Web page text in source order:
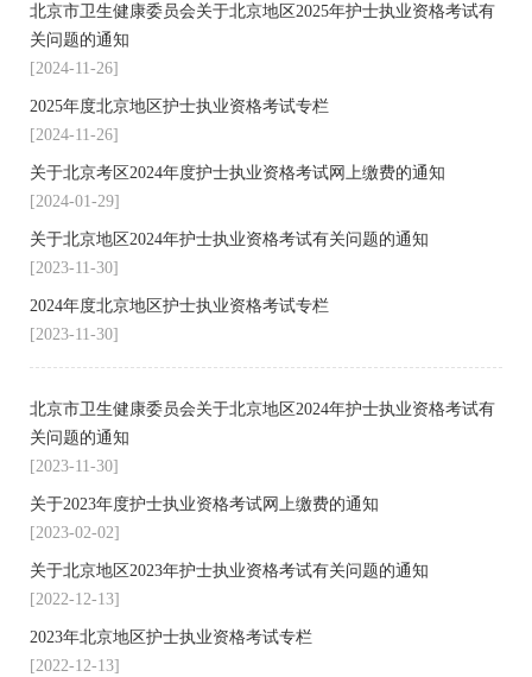
[2024-11-26]
北京市卫生健康委员会关于北京地区2025年护士执业资格考试有
关问题的通知
[2024-11-26]
2025年度北京地区护士执业资格考试专栏
[2024-01-29]
关于北京考区2024年度护士执业资格考试网上缴费的通知
[2023-11-30]
关于北京地区2024年护士执业资格考试有关问题的通知
[2023-11-30]
2024年度北京地区护士执业资格考试专栏
[2023-11-30]
北京市卫生健康委员会关于北京地区2024年护士执业资格考试有
关问题的通知
[2023-02-02]
关于2023年度护士执业资格考试网上缴费的通知
[2022-12-13]
关于北京地区2023年护士执业资格考试有关问题的通知
[2022-12-13]
2023年北京地区护士执业资格考试专栏